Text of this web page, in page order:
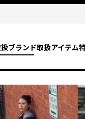
ブランド取扱アイテム